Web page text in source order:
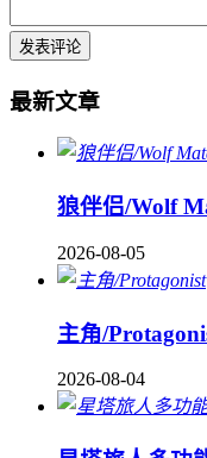
最新文章
狼伴侣/Wolf
2026-08-05
主角/
2026-08-04